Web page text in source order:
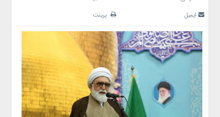
ایمیل
پرینت